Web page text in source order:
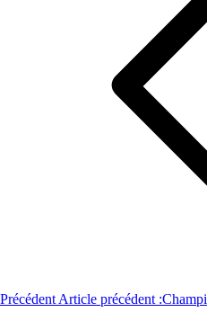
Précédent Article précédent :